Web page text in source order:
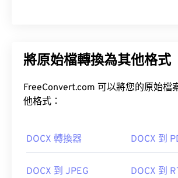
將原始檔轉換為其他格式
FreeConvert.com 可以將您的原始檔
他格式：
DOCX 轉換器 DOCX 到
DOCX 到 JPEG DOCX 到